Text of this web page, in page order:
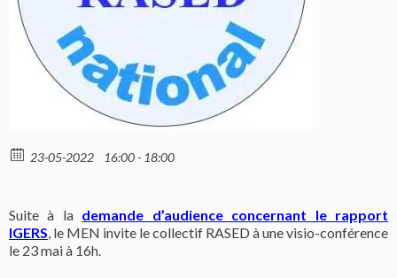
23-05-2022 16:00 - 18:00
Suite à la demande d’audience concernant le rapport
IGERS, le MEN invite le collectif RASED à une visio-conférence
le 23 mai à 16h.